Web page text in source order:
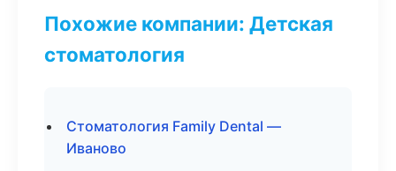
Похожие компании: Детская
стоматология
Стоматология Family Dental —
Иваново